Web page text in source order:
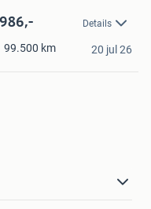
Details
99.500 km 20 jul 26